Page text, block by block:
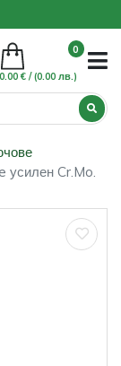
0
0.00 € /(0.00 лв.)
усилен Cr.Mo.